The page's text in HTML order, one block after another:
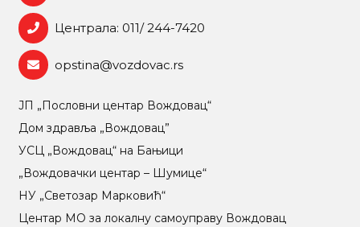
Централа: 011/ 244-7420
opstina@vozdovac.rs
ЈП „Пословни центар Вождовац“
Дом здравља „Вождовац”
УСЦ „Вождовац“ на Бањици
„Вождовачки центар – Шумице“
НУ „Светозар Марковић“
Центар МO за локалну самоуправу Вождовац